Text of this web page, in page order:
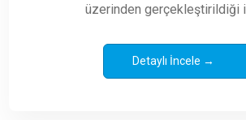
üzerinden gerçekleştirildiği
Detaylı İncele →